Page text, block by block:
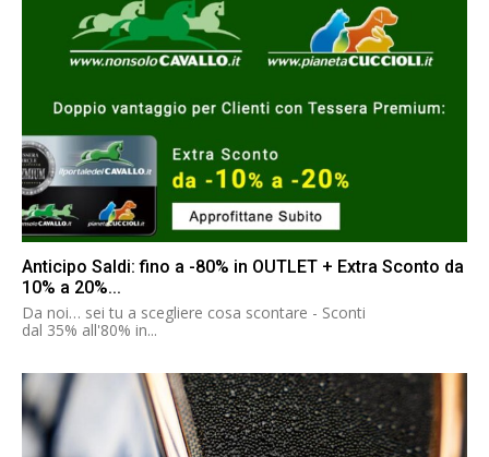
Anticipo Saldi: fino a -80% in OUTLET + Extra Sconto da
10% a 20%...
Da noi… sei tu a scegliere cosa scontare - Sconti
dal 35% all'80% in...